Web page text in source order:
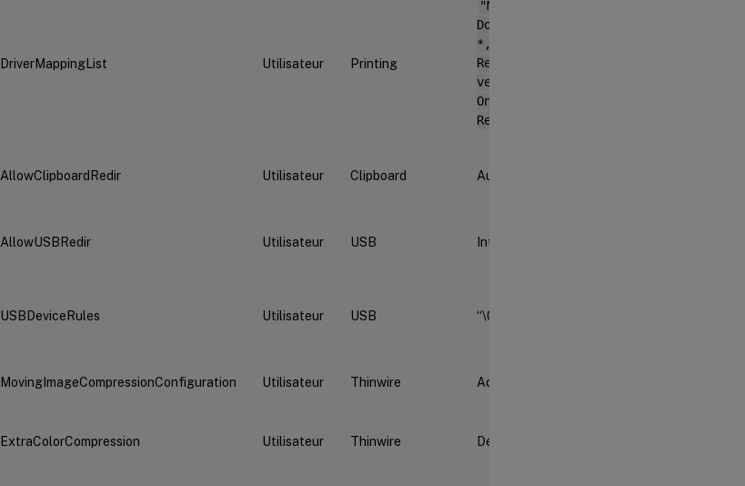
DriverMappingList Utilisateur Printing
"Microsoft XPS
Document Writer
*,
Refuser;Envoyer
vers Microsoft
OneNote *,
Refuser"
AllowClipboardRedir Utilisateur Clipboard Autorisé (1)
AllowUSBRedir Utilisateur USB Interdit (0)
USBDeviceRules Utilisateur USB “\0”
MovingImageCompressionConfiguration Utilisateur Thinwire Activé (1)
ExtraColorCompression Utilisateur Thinwire Désactivé (0)